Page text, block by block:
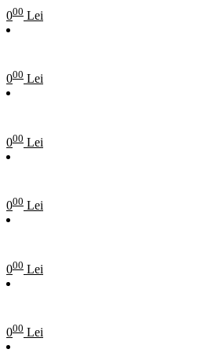
000 Lei
000 Lei
000 Lei
000 Lei
000 Lei
000 Lei